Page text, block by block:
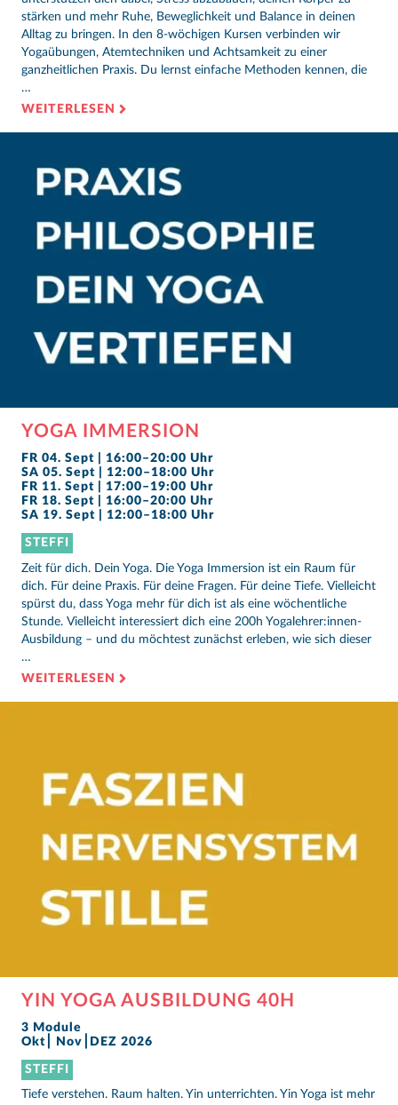
stärken und mehr Ruhe, Beweglichkeit und Balance in deinen
Alltag zu bringen. In den 8-wöchigen Kursen verbinden wir
Yogaübungen, Atemtechniken und Achtsamkeit zu einer
ganzheitlichen Praxis. Du lernst einfache Methoden kennen, die
…
WEITERLESEN
YOGA IMMERSION
FR 04. Sept | 16:00–20:00 Uhr
SA 05. Sept | 12:00–18:00 Uhr
FR 11. Sept | 17:00–19:00 Uhr
FR 18. Sept | 16:00–20:00 Uhr
SA 19. Sept | 12:00–18:00 Uhr
STEFFI
Zeit für dich. Dein Yoga. Die Yoga Immersion ist ein Raum für
dich. Für deine Praxis. Für deine Fragen. Für deine Tiefe. Vielleicht
spürst du, dass Yoga mehr für dich ist als eine wöchentliche
Stunde. Vielleicht interessiert dich eine 200h Yogalehrer:innen-
Ausbildung – und du möchtest zunächst erleben, wie sich dieser
…
WEITERLESEN
YIN YOGA AUSBILDUNG 40H
3 Module
Okt⎮ Nov⎮DEZ 2026
STEFFI
Tiefe verstehen. Raum halten. Yin unterrichten. Yin Yoga ist mehr